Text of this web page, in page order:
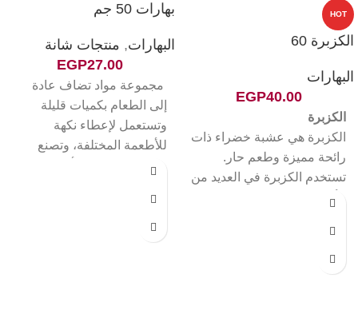
HOT
الكزبرة 60
البهارات
EGP40.00
الكزبرة
الكزبرة هي عشبة خضراء ذات
رائحة مميزة وطعم حار.
تستخدم الكزبرة في العديد من
الأطباق العربية والعالمية، مثل
بهارات 50 جم
البهارات, منتجات شانة
EGP27.00
مجموعة مواد تضاف عادة
إلى الطعام بكميات قليلة
وتستعمل لإعطاء نكهة
للأطعمة المختلفة، وتصنع
البهارات من كافة أجزاء